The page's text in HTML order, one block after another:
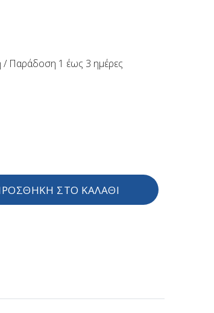
Παράδoση 1 έως 3 ημέρες
ΣΤΟ ΚΑΛΑΘΙ